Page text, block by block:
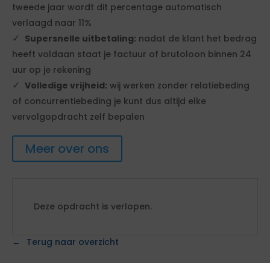
tweede jaar wordt dit percentage automatisch
verlaagd naar 11%
Supersnelle uitbetaling: nadat de klant het bedrag
heeft voldaan staat je factuur of brutoloon binnen 24
uur op je rekening
Volledige vrijheid: wij werken zonder relatiebeding
of concurrentiebeding je kunt dus altijd elke
vervolgopdracht zelf bepalen
Meer over ons
Deze opdracht is verlopen.
Terug naar overzicht